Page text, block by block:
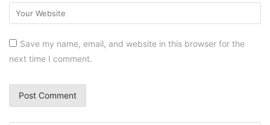
Save my name, email, and website in this browser for the
next time I comment.